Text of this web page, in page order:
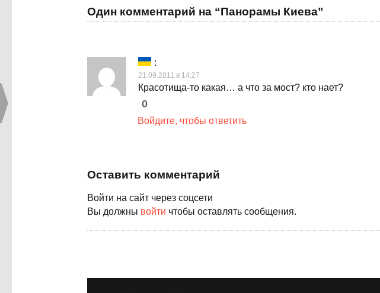
Один комментарий на “Панорамы Киева”
:
21.09.2011 в 14:27
Красотища-то какая… а что за мост? кто нает?
0
Войдите, чтобы ответить
Оставить комментарий
Войти на сайт через соцсети
Вы должны войти чтобы оставлять сообщения.